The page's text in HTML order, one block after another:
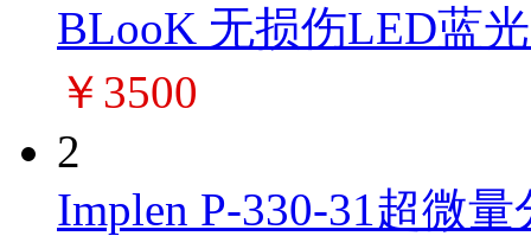
BLooK 无损伤LED蓝
￥3500
2
Implen P-330-31超微量